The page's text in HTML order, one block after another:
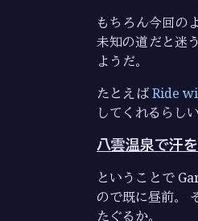
もちろん今回の
未知の道だと迷
ようだ。
たとえばRide
してくれるらし
八雲温泉で汗
ということで
ので既に昼前。
たぐるか。